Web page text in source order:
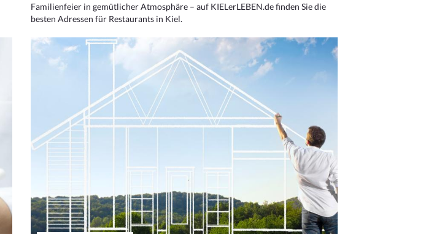
Familienfeier in gemütlicher Atmosphäre – auf KIELerLEBEN.de finden Sie die
besten Adressen für Restaurants in Kiel.